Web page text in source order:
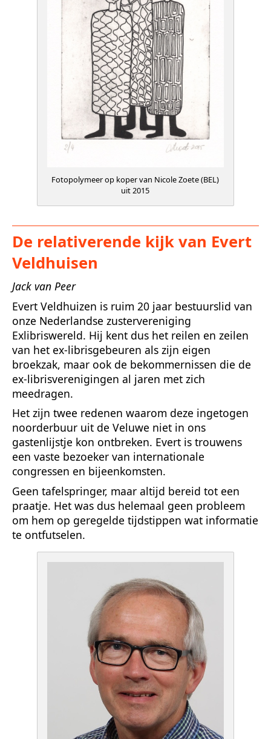
Fotopolymeer op koper van Nicole Zoete (BEL)
uit 2015
De relativerende kijk van Evert
Veldhuisen
Jack van Peer
Evert Veldhuizen is ruim 20 jaar bestuurslid van
onze Nederlandse zustervereniging
Exlibriswereld. Hij kent dus het reilen en zeilen
van het ex-librisgebeuren als zijn eigen
broekzak, maar ook de bekommernissen die de
ex-librisverenigingen al jaren met zich
meedragen.
Het zijn twee redenen waarom deze ingetogen
noorderbuur uit de Veluwe niet in ons
gastenlijstje kon ontbreken. Evert is trouwens
een vaste bezoeker van internationale
congressen en bijeenkomsten.
Geen tafelspringer, maar altijd bereid tot een
praatje. Het was dus helemaal geen probleem
om hem op geregelde tijdstippen wat informatie
te ontfutselen.